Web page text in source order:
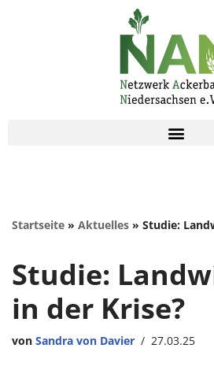
Startseite » Aktuelles » Studie:
Studie:
in der Krise?
von Sandra von Davier 27.03.25